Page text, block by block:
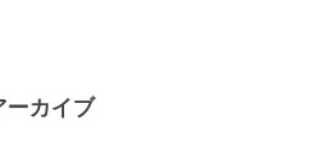
ーカイブ